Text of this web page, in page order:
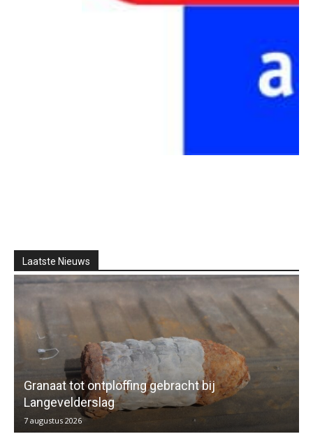
Laatste Nieuws
Granaat tot ontploffing gebracht bij
Langevelderslag
7 augustus 2026